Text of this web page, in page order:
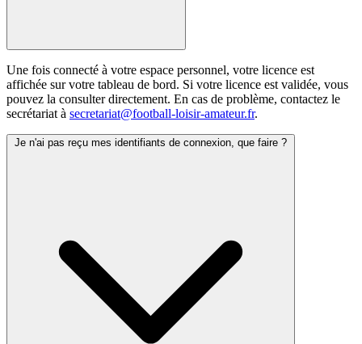
Une fois connecté à votre espace personnel, votre licence est
affichée sur votre tableau de bord. Si votre licence est validée, vous
pouvez la consulter directement. En cas de problème, contactez le
secrétariat à secretariat@football-loisir-amateur.fr.
Je n'ai pas reçu mes identifiants de connexion, que faire ?